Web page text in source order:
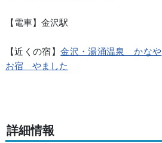
【電車】金沢駅
【近くの宿】金沢・湯涌温泉 かなや
お宿 やました
詳細情報